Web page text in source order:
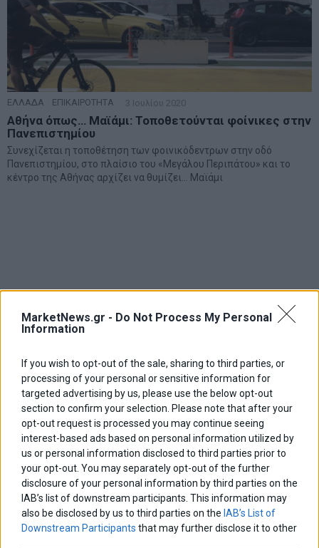
MarketNews.gr - Do Not Process My Personal
Information
If you wish to opt-out of the sale, sharing to third parties, or
processing of your personal or sensitive information for
targeted advertising by us, please use the below opt-out
section to confirm your selection. Please note that after your
opt-out request is processed you may continue seeing
interest-based ads based on personal information utilized by
us or personal information disclosed to third parties prior to
your opt-out. You may separately opt-out of the further
disclosure of your personal information by third parties on the
IAB’s list of downstream participants. This information may
also be disclosed by us to third parties on the IAB’s List of
Downstream Participants that may further disclose it to other
ΕΛΛΑΔΑ ΕΠΙΚΑΙΡΟΤΗΤΑ 3 Ιουλίου 2020
Αθήνα όπως… Μαϊάμι: Τοποθετούνται φοίνικες στην
Πανεπιστημίου
Συνεχίζεται η τοποθέτηση των φοινικόδεντρων στην οδό
Πανεπιστημίου, στο πλαίσιο του «Μεγάλου Περιπάτου» και το
κέντρο της Αθήνας αρχίζει να θυμίζει... Μαϊάμι